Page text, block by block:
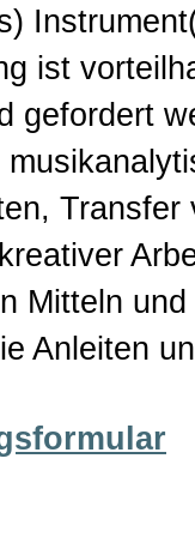
ist
gefordert
Mitteln
Anleiten